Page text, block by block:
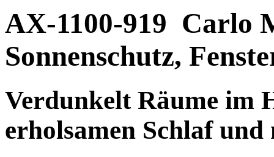
AX-1100-919 Carlo
Sonnenschutz,
Verdunkelt Räume im
erholsamen Schlaf